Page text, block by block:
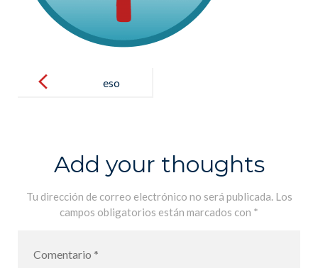
navigation
eso
Add your thoughts
Tu dirección de correo electrónico no será publicada. Los
campos obligatorios están marcados con *